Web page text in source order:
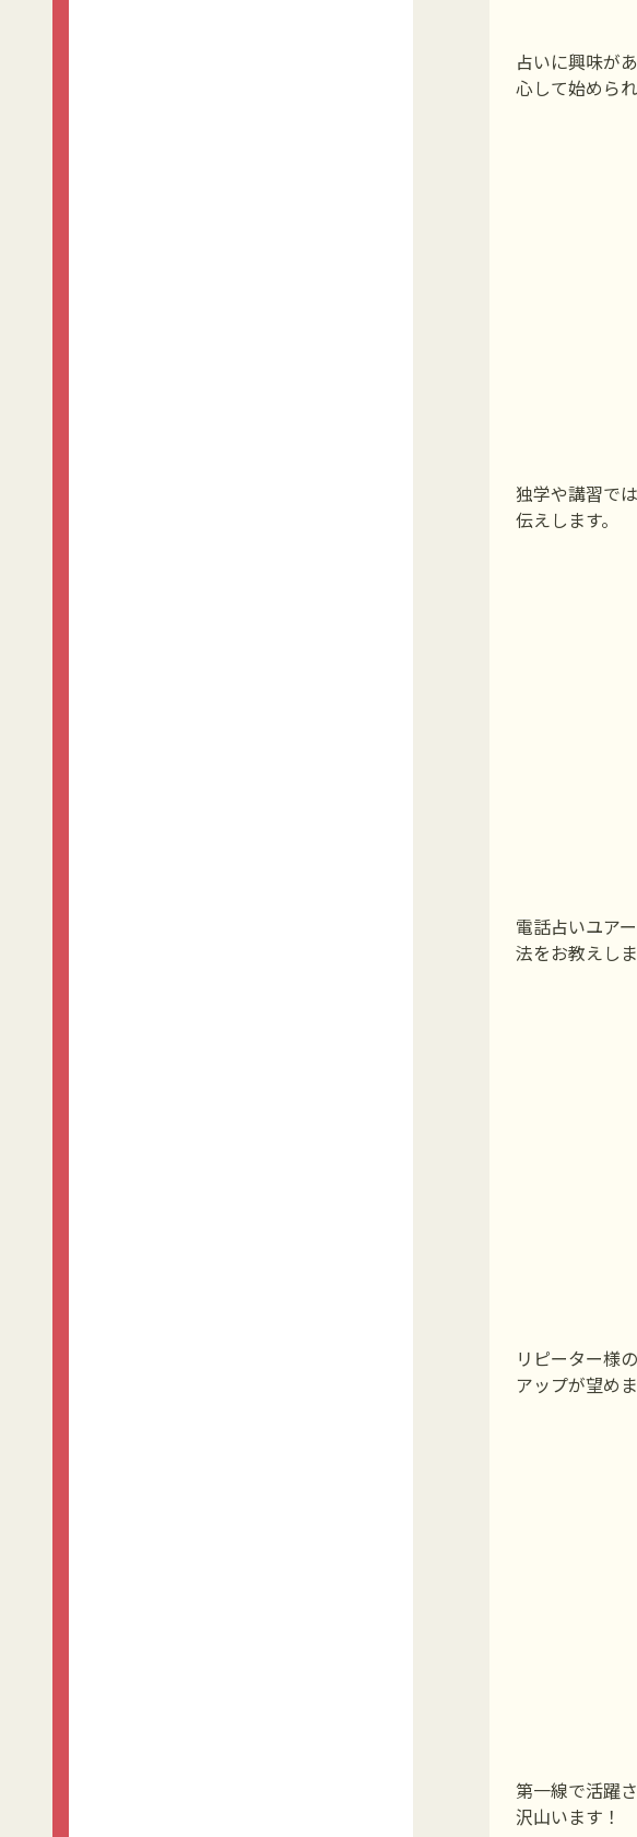
占いに興味が
心して始められ
独学や講習で
伝えします。
電話占いユア
法をお教えし
リピーター様
アップが望めま
第一線で活躍
沢山います！